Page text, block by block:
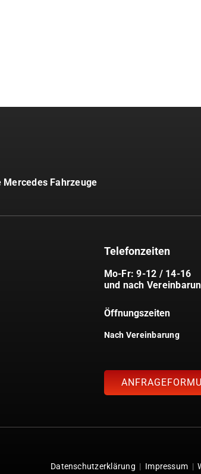
Fahrzeuge
Telefonzeiten
Mo-Fr: 9-12 / 14-16
und nach
Öffnungszeiten
Nach Vereinbarung
Datenschutzerklärung | Impressum |